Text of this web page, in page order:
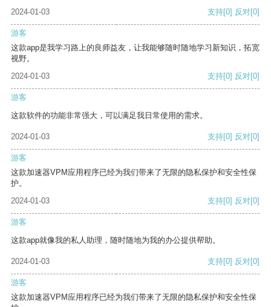
2024-01-03
支持[0] 反对[0]
游客
这款app是我学习路上的良师益友，让我能够随时随地学习新知识，拓宽
视野。
2024-01-03
支持[0] 反对[0]
游客
这款软件的功能非常强大，可以满足我日常使用的需求。
2024-01-03 支持[0] 反对[0]
游客
这款加速器VPM应用程序已经为我们带来了无限的隐私保护和安全性保
护。
2024-01-03
支持[0] 反对[0]
游客
这款app就像我的私人助理，随时随地为我的办公提供帮助。
2024-01-03 支持[0] 反对[0]
游客
这款加速器VPM应用程序已经为我们带来了无限的隐私保护和安全性保